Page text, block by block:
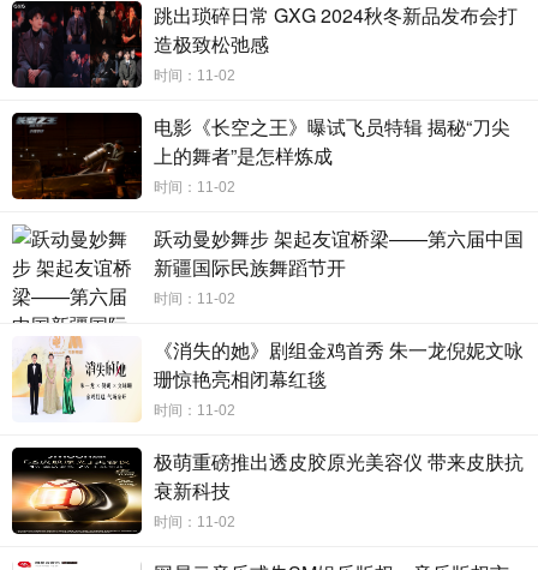
们独特的嗓音和默契的配合给观众带来了一次温暖的合唱演
出。
对于赞多的音乐，“燃炸”和“舞蹈王者”绝对是不可忽视的
关键词，他将这种充满激情的音乐风格与自身完美融合，使
音乐充满了灵魂、态度和温度。上海站巡演的圆满收官，赞
跳出琐碎日常 GXG 2024秋冬新品发布会打
造极致松弛感
时间：11-02
电影《长空之王》曝试飞员特辑 揭秘“刀尖
上的舞者”是怎样炼成
时间：11-02
跃动曼妙舞步 架起友谊桥梁——第六届中国
新疆国际民族舞蹈节开
时间：11-02
《消失的她》剧组金鸡首秀 朱一龙倪妮文咏
珊惊艳亮相闭幕红毯
时间：11-02
极萌重磅推出透皮胶原光美容仪 带来皮肤抗
衰新科技
时间：11-02